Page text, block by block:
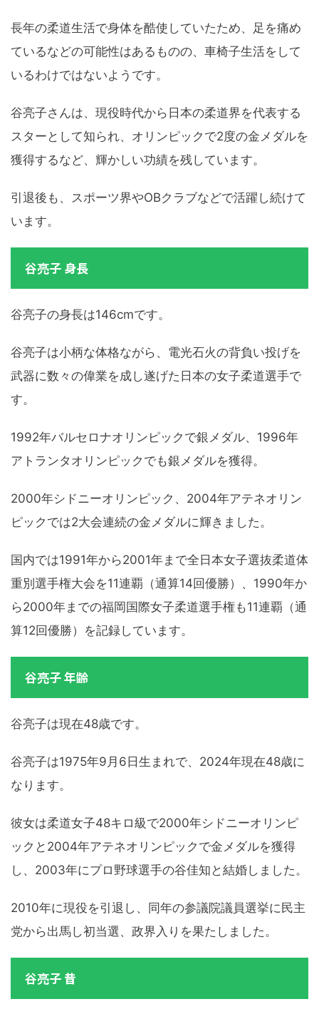
長年の柔道生活で身体を酷使していたため、足を痛め
ているなどの可能性はあるものの、車椅子生活をして
いるわけではないようです。
谷亮子さんは、現役時代から日本の柔道界を代表する
スターとして知られ、オリンピックで2度の金メダルを
獲得するなど、輝かしい功績を残しています。
引退後も、スポーツ界やOBクラブなどで活躍し続けて
います。
谷亮子 身長
谷亮子の身長は146cmです。
谷亮子は小柄な体格ながら、電光石火の背負い投げを
武器に数々の偉業を成し遂げた日本の女子柔道選手で
す。
1992年バルセロナオリンピックで銀メダル、1996年
アトランタオリンピックでも銀メダルを獲得。
2000年シドニーオリンピック、2004年アテネオリン
ピックでは2大会連続の金メダルに輝きました。
国内では1991年から2001年まで全日本女子選抜柔道体
重別選手権大会を11連覇（通算14回優勝）、1990年か
ら2000年までの福岡国際女子柔道選手権も11連覇（通
算12回優勝）を記録しています。
谷亮子 年齢
谷亮子は現在48歳です。
谷亮子は1975年9月6日生まれで、2024年現在48歳に
なります。
彼女は柔道女子48キロ級で2000年シドニーオリンピ
ックと2004年アテネオリンピックで金メダルを獲得
し、2003年にプロ野球選手の谷佳知と結婚しました。
2010年に現役を引退し、同年の参議院議員選挙に民主
党から出馬し初当選、政界入りを果たしました。
谷亮子 昔